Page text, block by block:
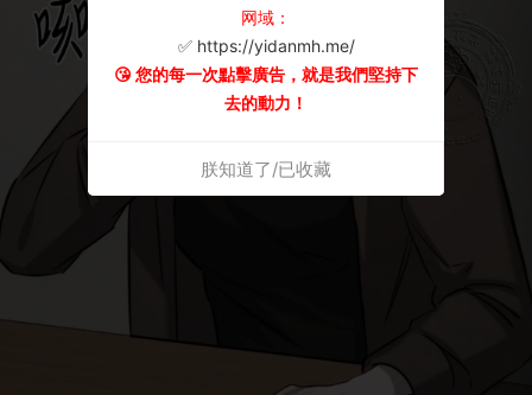
网域：
✅ https://yidanmh.me/
😘 您的每一次點擊廣告，就是我們堅持下
去的動力！
朕知道了/已收藏